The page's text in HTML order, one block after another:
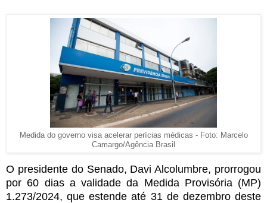
Medida do governo visa acelerar perícias médicas - Foto: Marcelo
Camargo/Agência Brasil
O presidente do Senado, Davi Alcolumbre, prorrogou
por 60 dias a validade da Medida Provisória (MP)
1.273/2024, que estende até 31 de dezembro deste